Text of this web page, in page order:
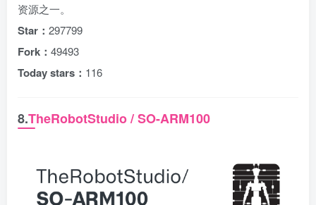
资源之一。
Star： 297799
Fork： 49493
Today stars： 116
8.TheRobotStudio / SO-ARM100